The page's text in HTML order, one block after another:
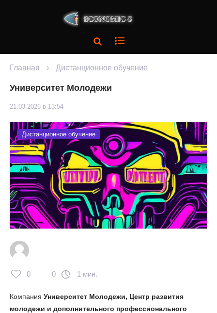
Главная › Дистанционное обучение
Университет Молодежи
21.03.2026 в 13:54
Дистанционное обучение
0 0 1 мин.
Компания Университет Молодежи, Центр развития
молодежи и дополнительного профессионального